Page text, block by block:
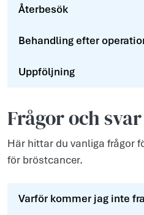
Återbesök
Behandling efter
Uppföljning
Frågor och svar
Här hittar du vanliga frågor
för bröstcancer.
Varför kommer jag inte